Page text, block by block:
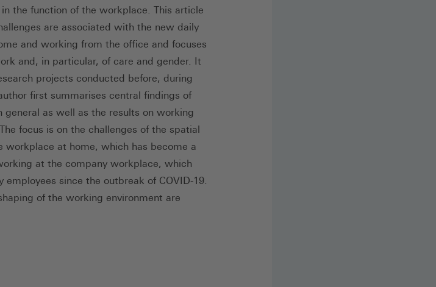
the function of the workplace. This article
are associated with the new daily
and working from the office and focuses
and, in particular, of care and gender. It
projects conducted before, during
first summarises central findings of
as well as the results on working
focus is on the challenges of the spatial
workplace at home, which has become a
at the company workplace, which
since the outbreak of COVID-19.
of the working environment are